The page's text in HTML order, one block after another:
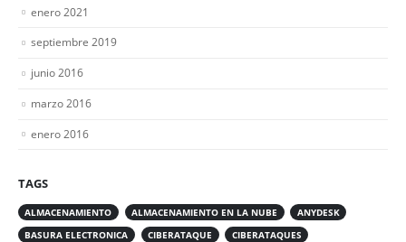
enero 2021
septiembre 2019
junio 2016
marzo 2016
enero 2016
TAGS
ALMACENAMIENTO ALMACENAMIENTO EN LA NUBE
ANYDESK
BASURA ELECTRONICA
CIBERATAQUE
CIBERATAQUES